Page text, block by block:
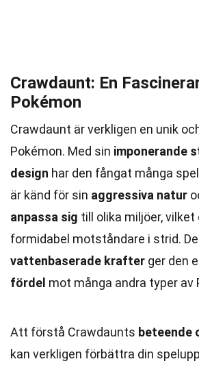
Crawdaunt: En
Pokémon
Crawdaunt är verkligen en unik
Pokémon. Med sin imponerande
design har den fångat många
är känd för sin aggressiva natur
anpassa sig till olika miljöer, vilket
formidabel motståndare i strid.
vattenbaserade krafter ger den
fördel mot många andra typer av
Att förstå Crawdaunts beteende
kan verkligen förbättra din